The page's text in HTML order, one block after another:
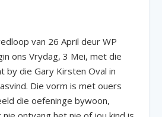
van 26 April deur WP
ons Vrydag, 3 Mei, met die
by die Gary Kirsten Oval in
Die vorm is met ouers
die oefeninge bywoon,